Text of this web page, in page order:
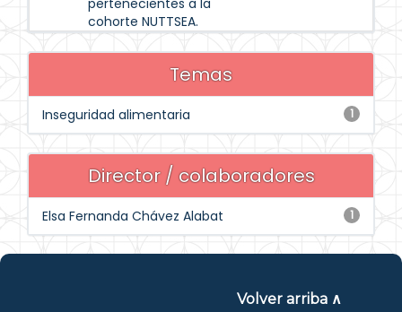
pertenecientes a la
cohorte NUTTSEA.
Temas
1
Inseguridad alimentaria
Director / colaboradores
1
Elsa Fernanda Chávez Alabat
Volver arriba ∧